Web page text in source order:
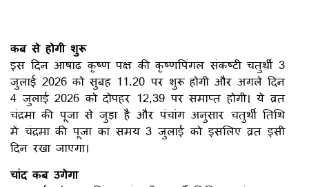
कब से होगी शुरू
इस दिन आषाढ़ कृष्ण पक्ष की कृष्णपिंगल संकष्टी चतुर्थी 3
जुलाई 2026 को सुबह 11.20 पर शुरू होगी और अगले दिन
4 जुलाई 2026 को दोपहर 12,39 पर समाप्त होगी। ये व्रत
चंद्रमा की पूजा से जुड़ा है और पंचांग अनुसार चतुर्थी तिथि
में चंद्रमा की पूजा का समय 3 जुलाई को इसलिए व्रत इसी
दिन रखा जाएगा।
चांद कब उगेगा